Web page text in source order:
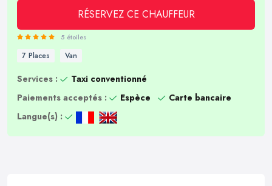
RÉSERVEZ CE CHAUFFEUR
5 étoiles
7 Places Van
Services :
Taxi conventionné
Paiements acceptés :
Espèce
Carte bancaire
Langue(s) :